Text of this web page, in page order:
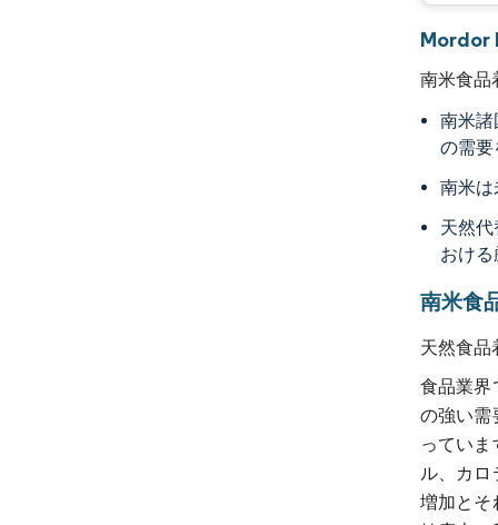
Mordor
南米食品
南米
の需要
南米は
天然
おけ
南米食
天然食品
食品業界
の強い需
ってい
ル、カロ
増加とそ